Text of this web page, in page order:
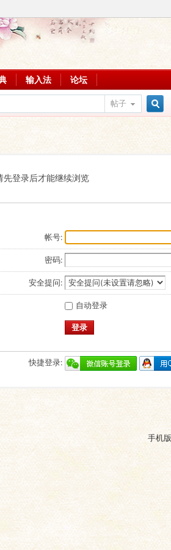
输入法 论坛
帖子
先登录后才能继续浏览
帐号:
密码:
安全提问:
自动登录
登录
快捷登录:
手机版